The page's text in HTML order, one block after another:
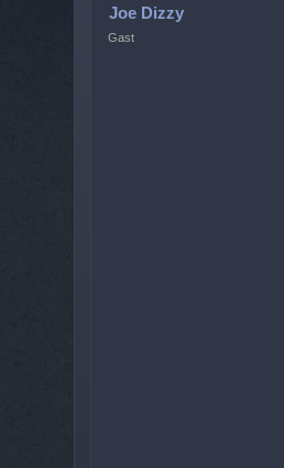
Joe Dizzy
Gast